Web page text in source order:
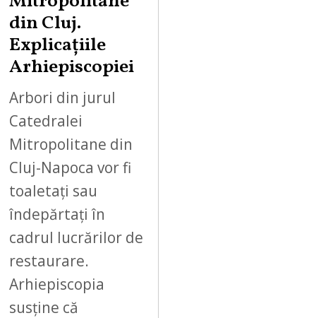
din Cluj.
Explicațiile
Arhiepiscopiei
Arbori din jurul
Catedralei
Mitropolitane din
Cluj-Napoca vor fi
toaletați sau
îndepărtați în
cadrul lucrărilor de
restaurare.
Arhiepiscopia
susține că